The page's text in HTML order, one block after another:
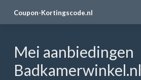
Coupon-Kortingscode.nl
Mei aanbiedingen
Badkamerwinkel.nl